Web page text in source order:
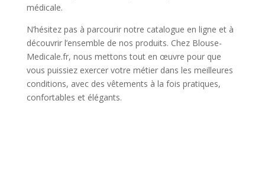
médicale.
N’hésitez pas à parcourir notre catalogue en ligne et à
découvrir l’ensemble de nos produits. Chez Blouse-
Medicale.fr, nous mettons tout en œuvre pour que
vous puissiez exercer votre métier dans les meilleures
conditions, avec des vêtements à la fois pratiques,
confortables et élégants.